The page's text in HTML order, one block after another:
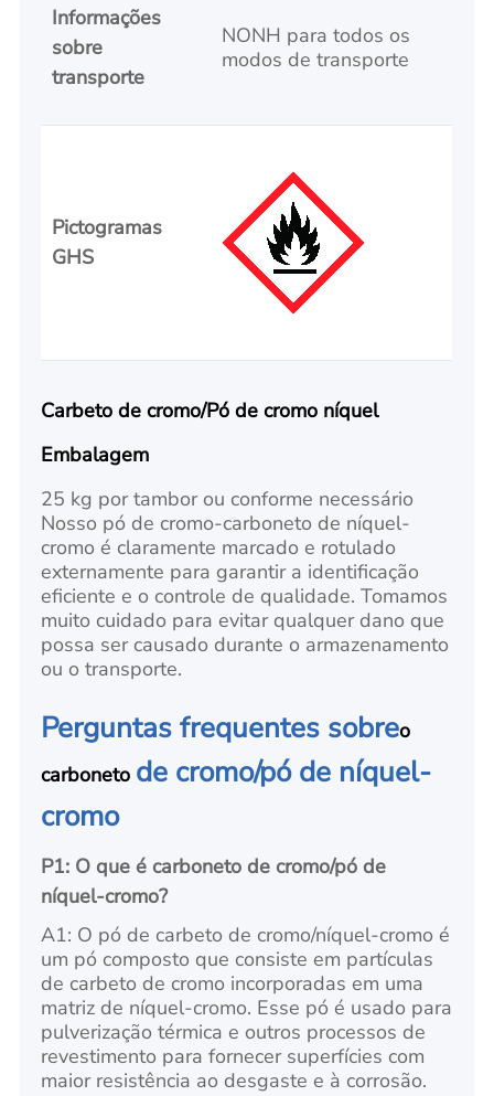
Informações
sobre
transporte
NONH para todos os
modos de transporte
Pictogramas
GHS
Carbeto de cromo/Pó de cromo níquel
Embalagem
25 kg por tambor ou conforme necessário
Nosso pó de cromo-carboneto de níquel-
cromo é claramente marcado e rotulado
externamente para garantir a identificação
eficiente e o controle de qualidade. Tomamos
muito cuidado para evitar qualquer dano que
possa ser causado durante o armazenamento
ou o transporte.
Perguntas frequentes sobreo
carboneto de cromo/pó de níquel-
cromo
P1: O que é carboneto de cromo/pó de
níquel-cromo?
A1: O pó de carbeto de cromo/níquel-cromo é
um pó composto que consiste em partículas
de carbeto de cromo incorporadas em uma
matriz de níquel-cromo. Esse pó é usado para
pulverização térmica e outros processos de
revestimento para fornecer superfícies com
maior resistência ao desgaste e à corrosão.